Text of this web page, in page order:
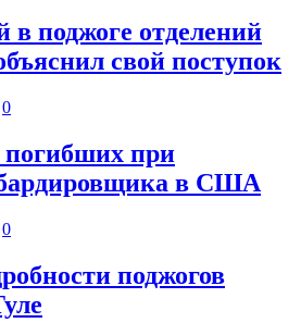
в поджоге отделений
свой поступок
0
погибших при
в США
0
поджогов